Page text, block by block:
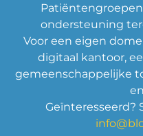
ondersteuning
Voor een eigen
digitaal kantoor,
gemeenschappelijke
Geïnteresseerd?